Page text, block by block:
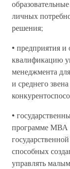
личных
решения;
• предприятия
квалификацию
менеджмента
и среднего
•
программе МВА
способных
управлять